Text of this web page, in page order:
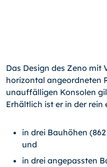
Das Design des Zeno mit
horizontal angeordneten
unauffälligen Konsolen
Erhältlich ist er in der rein
in drei Bauhöhen
und
in drei angepassten